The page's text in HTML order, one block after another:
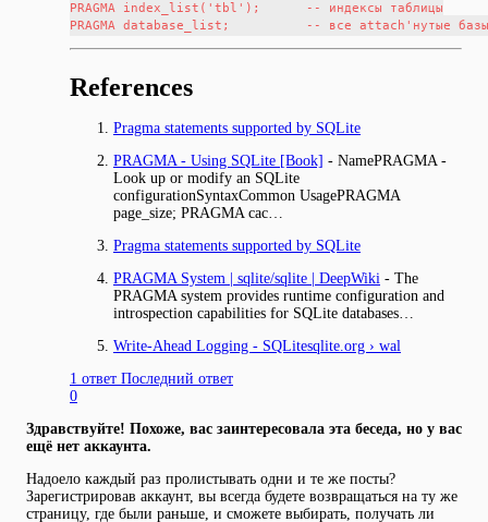
PRAGMA index_list('tbl');      -- индексы таблицы
References
Pragma statements supported by SQLite
PRAGMA - Using SQLite [Book] - NamePRAGMA -
Look up or modify an SQLite
configurationSyntaxCommon UsagePRAGMA
page_size; PRAGMA cac…
Pragma statements supported by SQLite
PRAGMA System | sqlite/sqlite | DeepWiki - The
PRAGMA system provides runtime configuration and
introspection capabilities for SQLite databases…
Write-Ahead Logging - SQLitesqlite.org › wal
1 ответ Последний ответ
0
Здравствуйте! Похоже, вас заинтересовала эта беседа, но у вас
ещё нет аккаунта.
Надоело каждый раз пролистывать одни и те же посты?
Зарегистрировав аккаунт, вы всегда будете возвращаться на ту же
страницу, где были раньше, и сможете выбирать, получать ли